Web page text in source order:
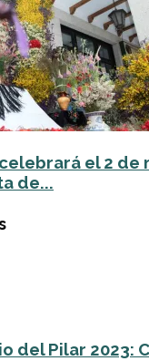
el 2 de
de...
del Pilar 2023: